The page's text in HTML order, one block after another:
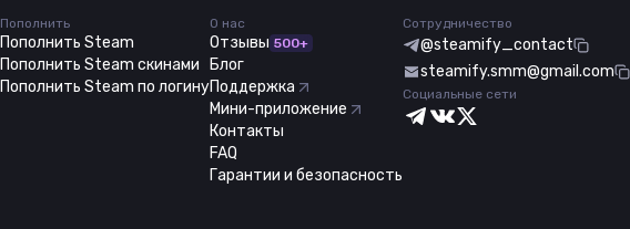
Пополнить
Пополнить Steam
Пополнить Steam скинами
Пополнить Steam по логину
О нас
Отзывы 500+
Блог
Поддержка
Мини-приложение
Контакты
FAQ
Гарантии и безопасность
Сотрудничество
@steamify_contact
steamify.smm@gmail.com
Социальные сети